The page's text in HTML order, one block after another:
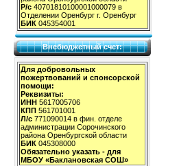
Р/с 40701810100001000079 в
Отделении Оренбург г. Оренбург
БИК 045354001
Внебюджетный счет:
Для добровольных
пожертвований и спонсорской
помощи:
Реквизиты:
ИНН 5617005706
КПП 561701001
Л/с 771090014 в фин. отделе
администрации Сорочинского
района Оренбургской области
БИК 045308000
Обязательно указать - для
МБОУ «Баклановская СОШ»